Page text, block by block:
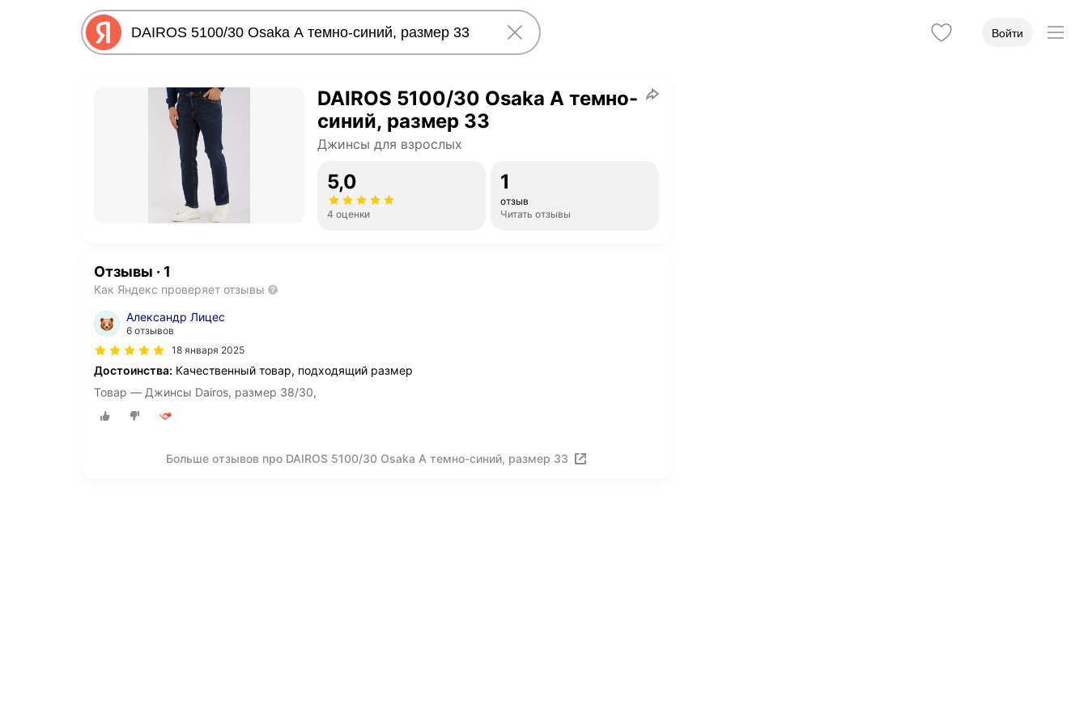
Войти
DAIROS 5100/30 Osaka A темно-
синий, размер 33
Джинсы для взрослых
5,0
4 оценки
1
отзыв
Читать отзывы
Отзывы · 1
Как Яндекс проверяет отзывы
Александр Лицес
6 отзывов
18 января 2025
Достоинства: Качественный товар, подходящий размер
Товар — Джинсы Dairos, размер 38/30,
Больше отзывов про DAIROS 5100/30 Osaka A темно-синий, размер 33